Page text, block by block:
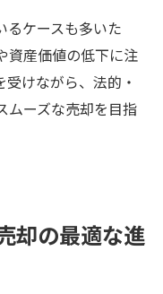
るケースも多いた
資産価値の低下に注
けながら、法的・
ムーズな売却を目指
却の最適な進